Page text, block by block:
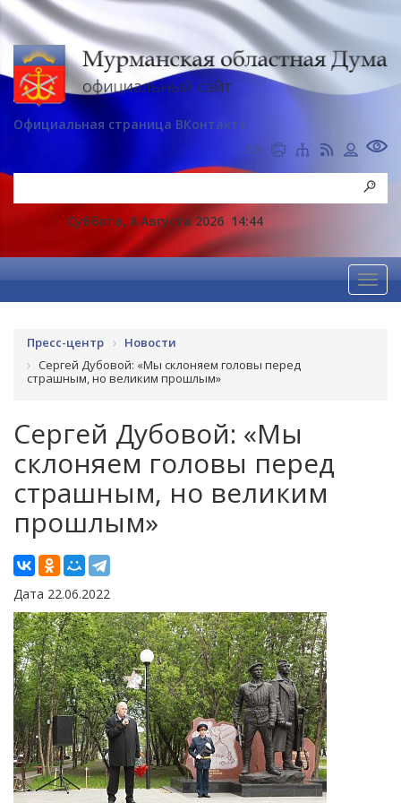
Официальная страница ВКонтакте
Суббота, 8 Августа 2026 14:44
Пресс-центр
Новости
Сергей Дубовой: «Мы склоняем головы перед
страшным, но великим прошлым»
Сергей Дубовой: «Мы
склоняем головы перед
страшным, но великим
прошлым»
Дата 22.06.2022